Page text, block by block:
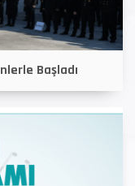
Başladı